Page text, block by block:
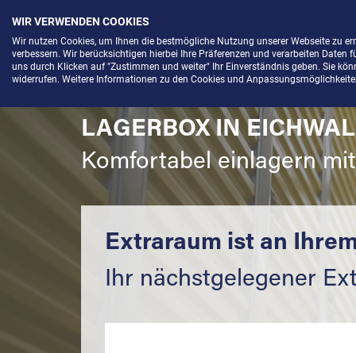
Menü
LAGERBOX IN
Komfortabel einlagern
Extraraum ist an
Ihr nächstgelegener
WIR VERWENDEN COOKIES
Wir nutzen Cookies, um Ihnen die bestmögliche Nutzung unserer Webseite zu
verbessern. Wir berücksichtigen hierbei Ihre Präferenzen und verarbeiten
uns durch Klicken auf "Zustimmen und weiter" Ihr Einverständnis geben. Sie
widerrufen. Weitere Informationen zu den Cookies und